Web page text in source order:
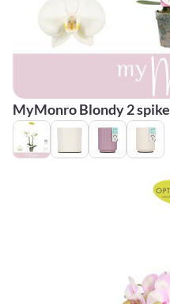
MyMonro Blondy 2 spike